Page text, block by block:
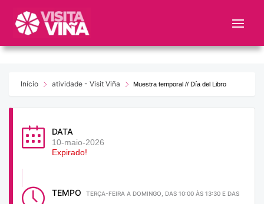
este
web
sistemaInício atividade - Visit Viña Muestra temporal // Día del Libro
DATA
10-maio-2026
Expirado!
TEMPO TERÇA-FEIRA A DOMINGO, DAS 10:00 ÀS 13:30 E DAS